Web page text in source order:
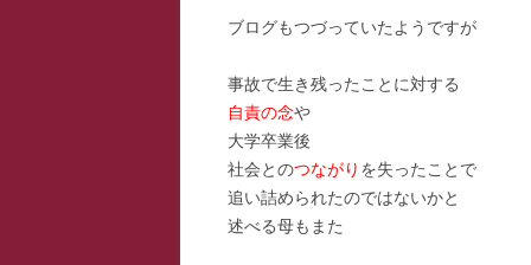
ブログもつづっていたようですが
事故で生き残ったことに対する
自責の念や
大学卒業後
社会とのつながり を失ったことで
追い詰められたのではないかと
述べる母もまた